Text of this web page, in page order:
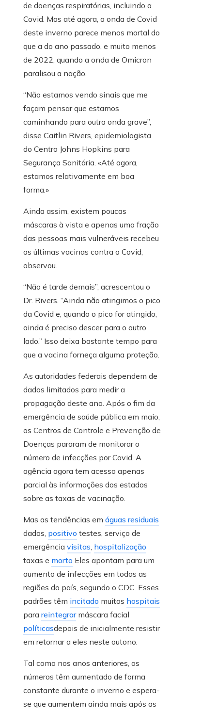
de doenças respiratórias, incluindo a
Covid. Mas até agora, a onda de Covid
deste inverno parece menos mortal do
que a do ano passado, e muito menos
de 2022, quando a onda de Omicron
paralisou a nação.
“Não estamos vendo sinais que me
façam pensar que estamos
caminhando para outra onda grave”,
disse Caitlin Rivers, epidemiologista
do Centro Johns Hopkins para
Segurança Sanitária. «Até agora,
estamos relativamente em boa
forma.»
Ainda assim, existem poucas
máscaras à vista e apenas uma fração
das pessoas mais vulneráveis ​​recebeu
as últimas vacinas contra a Covid,
observou.
“Não é tarde demais”, acrescentou o
Dr. Rivers. “Ainda não atingimos o pico
da Covid e, quando o pico for atingido,
ainda é preciso descer para o outro
lado.” Isso deixa bastante tempo para
que a vacina forneça alguma proteção.
As autoridades federais dependem de
dados limitados para medir a
propagação deste ano. Após o fim da
emergência de saúde pública em maio,
os Centros de Controle e Prevenção de
Doenças pararam de monitorar o
número de infecções por Covid. A
agência agora tem acesso apenas
parcial às informações dos estados
sobre as taxas de vacinação.
Mas as tendências em águas residuais
dados, positivo testes, serviço de
emergência visitas, hospitalização
taxas e morto Eles apontam para um
aumento de infecções em todas as
regiões do país, segundo o CDC. Esses
padrões têm incitado muitos hospitais
para reintegrarmáscara facial
políticasdepois de inicialmente resistir
em retornar a eles neste outono.
Tal como nos anos anteriores, os
números têm aumentado de forma
constante durante o inverno e espera-
se que aumentem ainda mais após as